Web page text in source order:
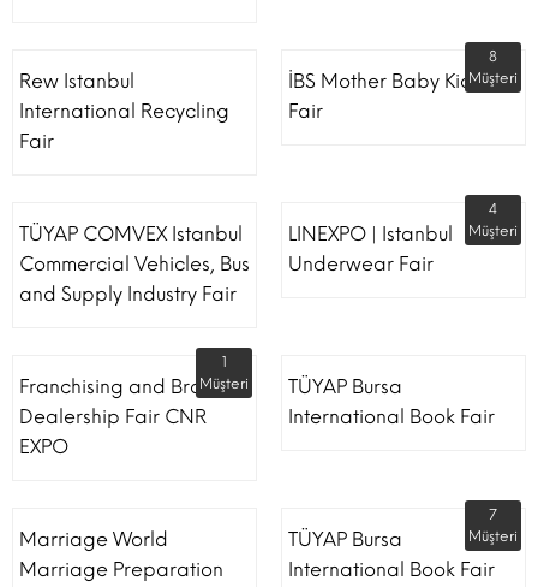
Rew Istanbul
International Recycling
Fair
İBS Mother Baby Kids
Fair
8
Müşteri
TÜYAP COMVEX Istanbul
Commercial Vehicles, Bus
and Supply Industry Fair
LINEXPO | Istanbul
Underwear Fair
4
Müşteri
Franchising and Brand
Dealership Fair CNR
EXPO
1
Müşteri
TÜYAP Bursa
International Book Fair
Marriage World
Marriage Preparation
TÜYAP Bursa
International Book Fair
7
Müşteri